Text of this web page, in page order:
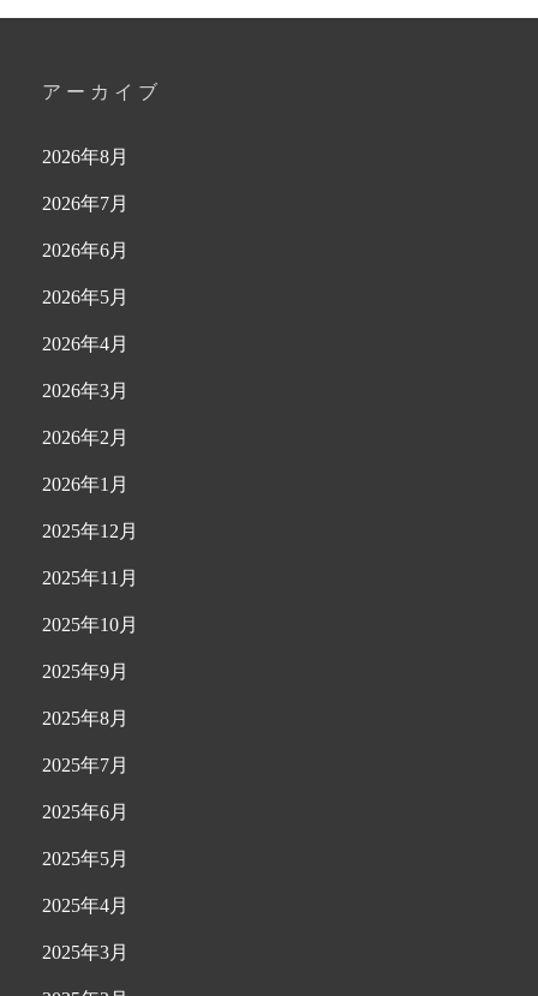
ナ
ー
シ
ョ
ン
アーカイブ
2026年8月
2026年7月
2026年6月
2026年5月
2026年4月
2026年3月
2026年2月
2026年1月
2025年12月
2025年11月
2025年10月
2025年9月
2025年8月
2025年7月
2025年6月
2025年5月
2025年4月
2025年3月